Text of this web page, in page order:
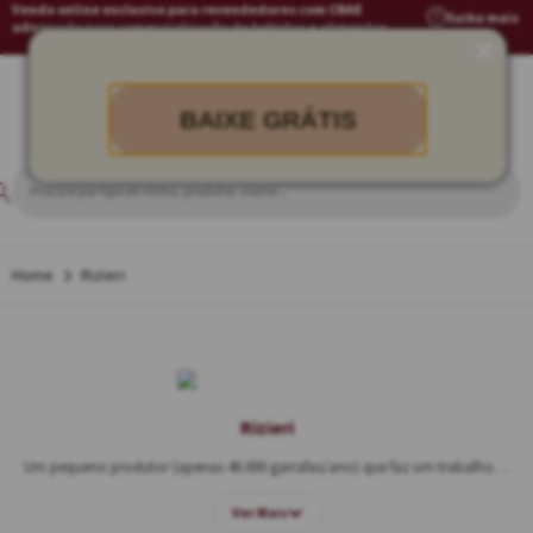
BAIXE GRÁTIS
Venda online exclusiva para revendedores com CNAE
adequado para comercialização de bebidas e alimentos
Saiba mais
Rizieri
Rizieri
Ver Mais